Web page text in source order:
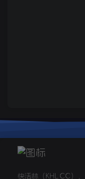
快活林（KHL.CC）